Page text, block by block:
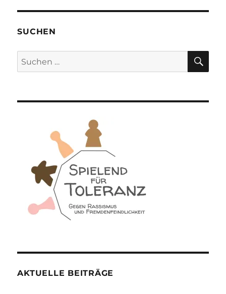
SUCHEN
Suchen
nach:
AKTUELLE BEITRÄGE